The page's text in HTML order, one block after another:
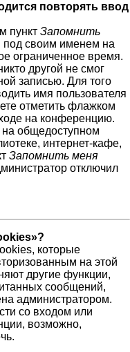
повторять ввод
пункт Запомнить
под своим именем на
ограниченное время.
другой не смог
записью. Для того
имя пользователя
отметить флажком
на конференцию.
на общедоступном
интернет-кафе,
Запомнить меня
отключил
которые
на этой
другие функции,
сообщений,
администратором.
со входом или
возможно,